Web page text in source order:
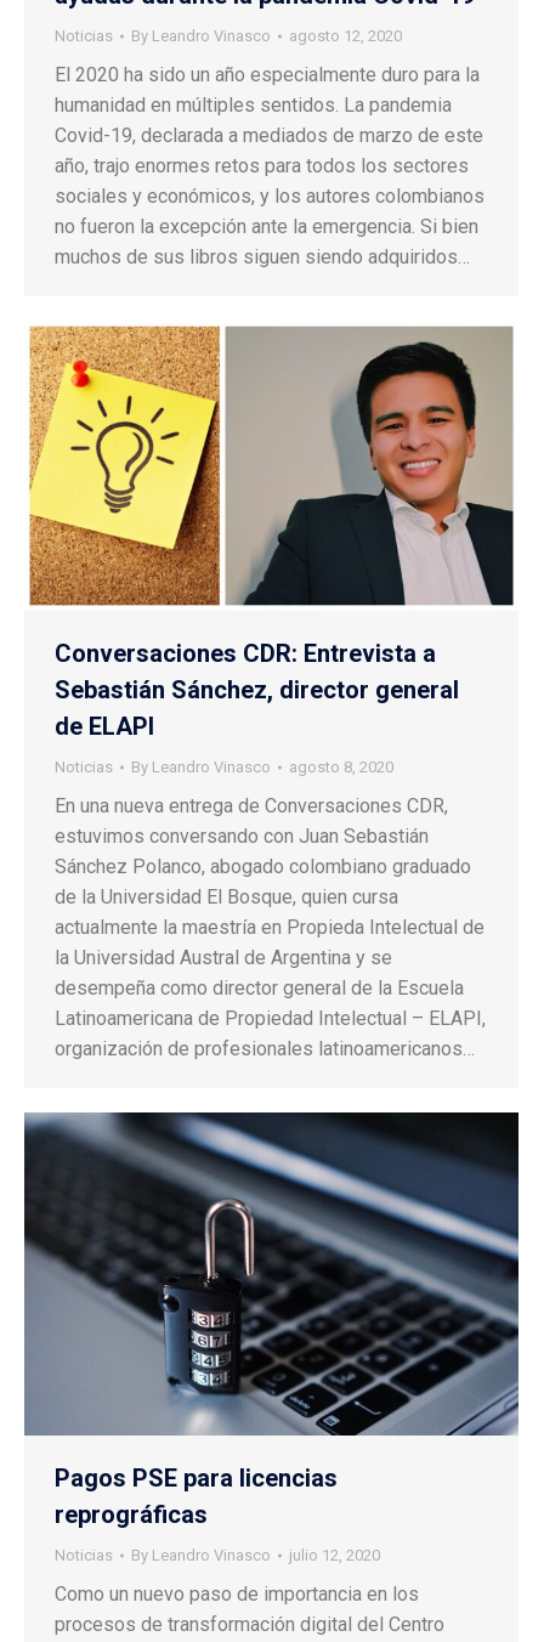
Noticias By Leandro Vinasco agosto 12, 2020
El 2020 ha sido un año especialmente duro para la
humanidad en múltiples sentidos. La pandemia
Covid-19, declarada a mediados de marzo de este
año, trajo enormes retos para todos los sectores
sociales y económicos, y los autores colombianos
no fueron la excepción ante la emergencia. Si bien
muchos de sus libros siguen siendo adquiridos…
Conversaciones CDR: Entrevista a
Sebastián Sánchez, director general
de ELAPI
Noticias By Leandro Vinasco agosto 8, 2020
En una nueva entrega de Conversaciones CDR,
estuvimos conversando con Juan Sebastián
Sánchez Polanco, abogado colombiano graduado
de la Universidad El Bosque, quien cursa
actualmente la maestría en Propieda Intelectual de
la Universidad Austral de Argentina y se
desempeña como director general de la Escuela
Latinoamericana de Propiedad Intelectual – ELAPI,
organización de profesionales latinoamericanos…
Pagos PSE para licencias
reprográficas
Noticias By Leandro Vinasco julio 12, 2020
Como un nuevo paso de importancia en los
procesos de transformación digital del Centro